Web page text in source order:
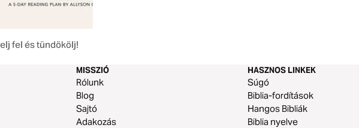
fel és tündökölj!
MISSZIÓ
Rólunk
Blog
Sajtó
Adakozás
HASZNOS LINKEK
Súgó
Biblia-fordítások
Hangos Bibliák
Biblia nyelve